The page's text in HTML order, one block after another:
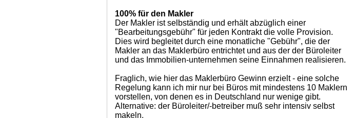
100% für den Makler
Der Makler ist selbständig und erhält abzüglich einer
"Bearbeitungsgebühr" für jeden Kontrakt die volle Provision.
Dies wird begleitet durch eine monatliche "Gebühr", die der
Makler an das Maklerbüro entrichtet und aus der der Büroleiter
und das Immobilien-unternehmen seine Einnahmen realisieren.
Fraglich, wie hier das Maklerbüro Gewinn erzielt - eine solche
Regelung kann ich mir nur bei Büros mit mindestens 10 Maklern
vorstellen, von denen es in Deutschland nur wenige gibt.
Alternative: der Büroleiter/-betreiber muß sehr intensiv selbst
makeln.